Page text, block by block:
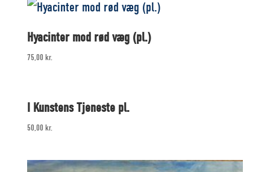
Hyacinter mod rød væg (pl.)
75,00 kr.
I Kunstens Tjeneste pl.
50,00 kr.